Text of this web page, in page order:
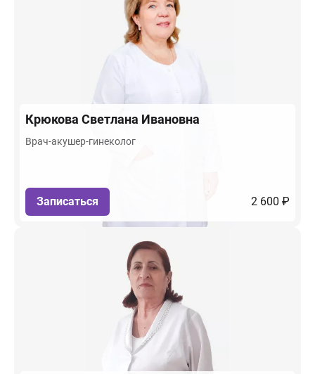
Крюкова Светлана Ивановна
Врач-акушер-гинеколог
Записаться 2 600 ₽